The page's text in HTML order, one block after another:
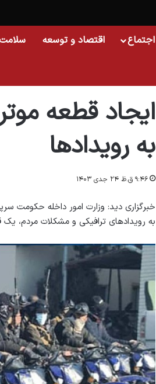
اجتماع اقتصاد و توسعه
ایجاد قطعه
به رویدادها
۹:۴۶ ق.ظ ۲۴ جدی ۱۴۰۳
خبرگزاری دید: وزارت امور داخله حکومت
به رویدادهای ترافیکی و مشکلات مردم،